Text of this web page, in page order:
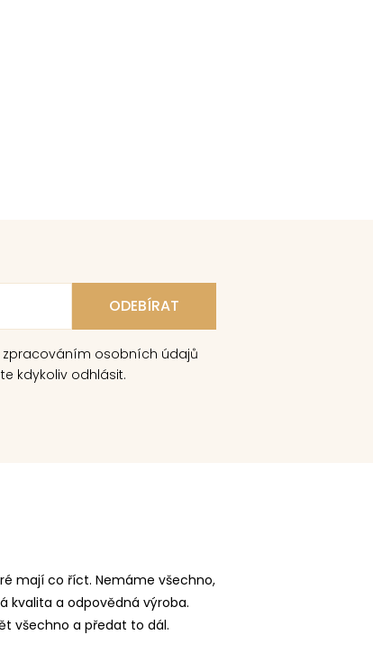
osobních údajů
kdykoliv odhlásit.
mají co říct. Nemáme všechno,
kvalita a odpovědná výroba.
všechno a předat to dál.